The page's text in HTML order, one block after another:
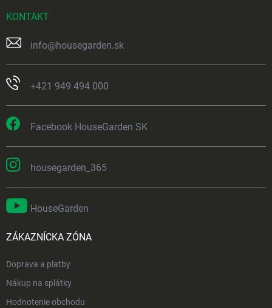
KONTAKT
info@housegarden.sk
+421 949 494 000
Facebook HouseGarden SK
housegarden_365
HouseGarden
ZÁKAZNÍCKA ZÓNA
Doprava a platby
Nákup na splátky
Hodnotenie obchodu